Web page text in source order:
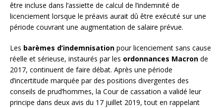
être incluse dans l’assiette de calcul de l’indemnité de
licenciement lorsque le préavis aurait dû être exécuté sur une
période couvrant une augmentation de salaire prévue.
Les barèmes d’indemnisation pour licenciement sans cause
réelle et sérieuse, instaurés par les ordonnances Macron de
2017, continuent de faire débat. Après une période
d’incertitude marquée par des positions divergentes des
conseils de prud’hommes, la Cour de cassation a validé leur
principe dans deux avis du 17 juillet 2019, tout en rappelant